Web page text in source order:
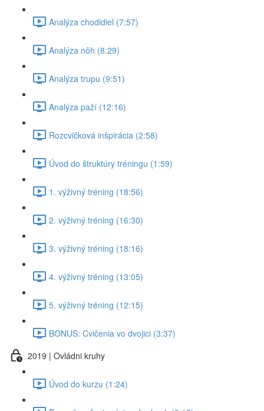
Analýza chodidiel (7:57)
Analýza nôh (8:29)
Analýza trupu (9:51)
Analýza paží (12:16)
Rozcvičková inšpirácia (2:58)
Úvod do štruktúry tréningu (1:59)
1. výživný tréning (18:56)
2. výživný tréning (16:30)
3. výživný tréning (18:16)
4. výživný tréning (13:05)
5. výživný tréning (12:15)
BONUS: Cvičenia vo dvojici (3:37)
2019 | Ovládni kruhy
Úvod do kurzu (1:24)